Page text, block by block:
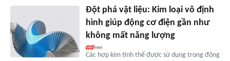
Đột phá vật liệu: Kim loại vô định
hình giúp động cơ điện gần như
không mất năng lượng
Các hợp kim tinh thể được sử dụng trong động